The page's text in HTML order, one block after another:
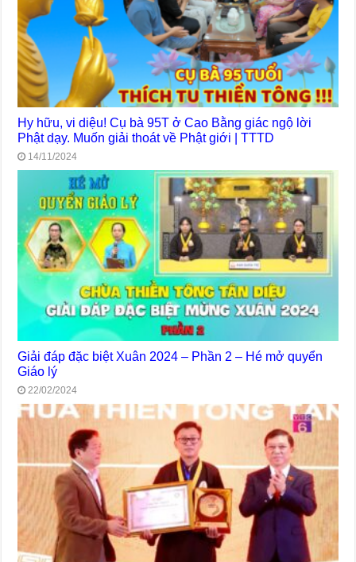
Hy hữu, vi diệu! Cụ bà 95T ở Cao Bằng giác ngộ lời
Phật dạy. Muốn giải thoát về Phật giới | TTTD
14/11/2024
Giải đáp đặc biệt Xuân 2024 – Phần 2 – Hé mở quyển
Giáo lý
22/02/2024